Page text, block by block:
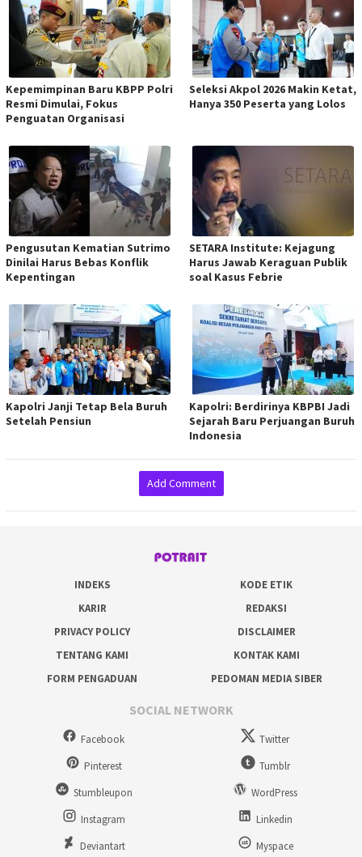
Kepemimpinan Baru KBPP Polri
Resmi Dimulai, Fokus
Penguatan Organisasi
Seleksi Akpol 2026 Makin Ketat,
Hanya 350 Peserta yang Lolos
Pengusutan Kematian Sutrimo
Dinilai Harus Bebas Konflik
Kepentingan
SETARA Institute: Kejagung
Harus Jawab Keraguan Publik
soal Kasus Febrie
Kapolri Janji Tetap Bela Buruh
Setelah Pensiun
Kapolri: Berdirinya KBPBI Jadi
Sejarah Baru Perjuangan Buruh
Indonesia
Add Comment
INDEKS
KODE ETIK
KARIR
REDAKSI
PRIVACY POLICY
DISCLAIMER
TENTANG KAMI
KONTAK KAMI
FORM PENGADUAN
PEDOMAN MEDIA SIBER
SOCIAL NETWORK
Facebook
Twitter
Pinterest
Tumblr
Stumbleupon
WordPress
Instagram
Linkedin
Deviantart
Myspace